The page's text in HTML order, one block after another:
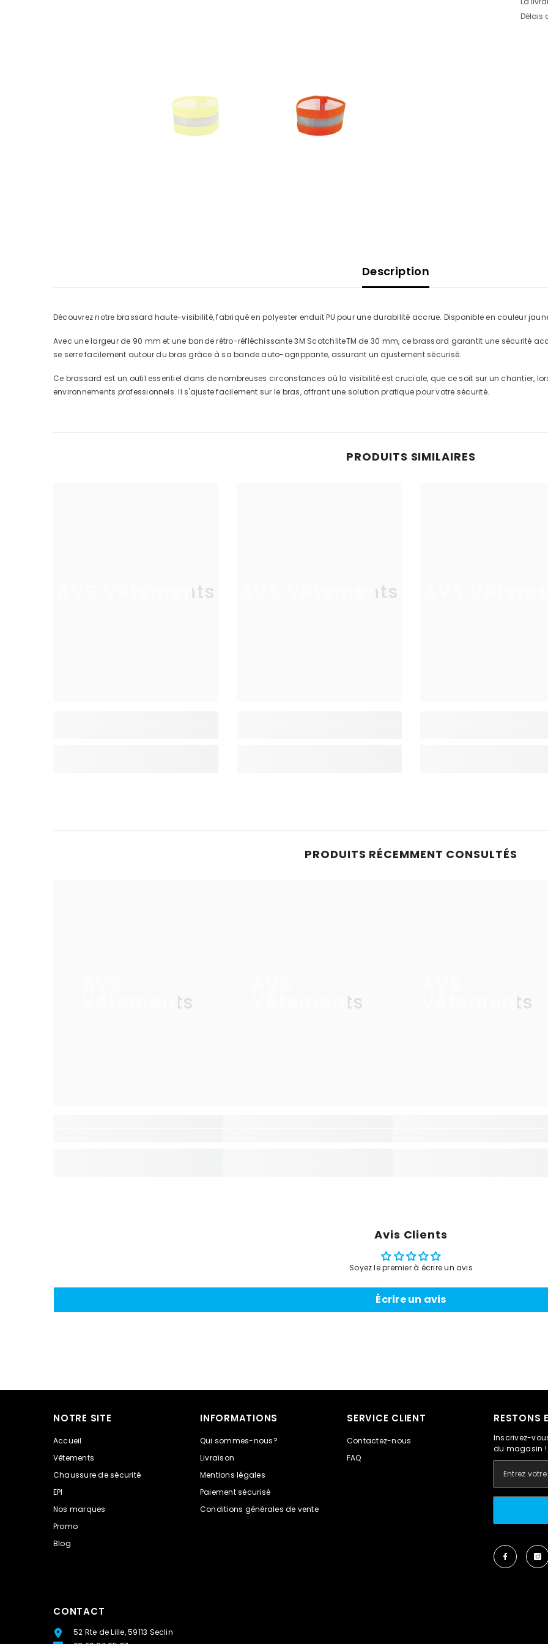
Délais
Description
Découvrez notre brassard haute-visibilité, fabriqué en polyester enduit PU pour une durabilité accrue. Disponible en couleur
Avec une largeur de 90 mm et une bande rétro-réfléchissante 3M ScotchliteTM de 30 mm, ce brassard garantit une sécurité
se serre facilement autour du bras grâce à sa bande auto-agrippante, assurant un ajustement sécurisé.
Ce brassard est un outil essentiel dans de nombreuses circonstances où la visibilité est cruciale, que ce soit sur un chantier,
environnements professionnels. Il s'ajuste facilement sur le bras, offrant une solution pratique pour votre sécurité.
PRODUITS SIMILAIRES
AVS Vêtements AVS Vêtements AVS
PRODUITS RÉCEMMENT CONSULTÉS
Vêtements Vêtements Vêtements
Avis Clients
Soyez le premier à écrire un avis
Écrire un avis
NOTRE SITE
Accueil
Vêtements
Chaussure de sécurité
EPI
Nos marques
Promo
Blog
INFORMATIONS
Qui sommes-nous?
Livraison
Mentions légales
Paiement sécurisé
Conditions générales de vente
SERVICE CLIENT
Contactez-nous
FAQ
RESTONS
Inscrivez-
du magasin !
CONTACT
52 Rte de Lille, 59113 Seclin